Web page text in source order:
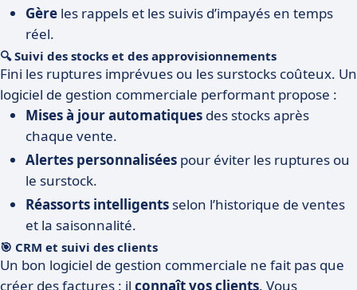
Gère les rappels et les suivis d’impayés en temps
réel.
🔍 Suivi des stocks et des approvisionnements
Fini les ruptures imprévues ou les surstocks coûteux. Un
logiciel de gestion commerciale performant propose :
Mises à jour automatiques des stocks après
chaque vente.
Alertes personnalisées pour éviter les ruptures ou
le surstock.
Réassorts intelligents selon l’historique de ventes
et la saisonnalité.
🎯 CRM et suivi des clients
Un bon logiciel de gestion commerciale ne fait pas que
créer des factures : il connaît vos clients. Vous